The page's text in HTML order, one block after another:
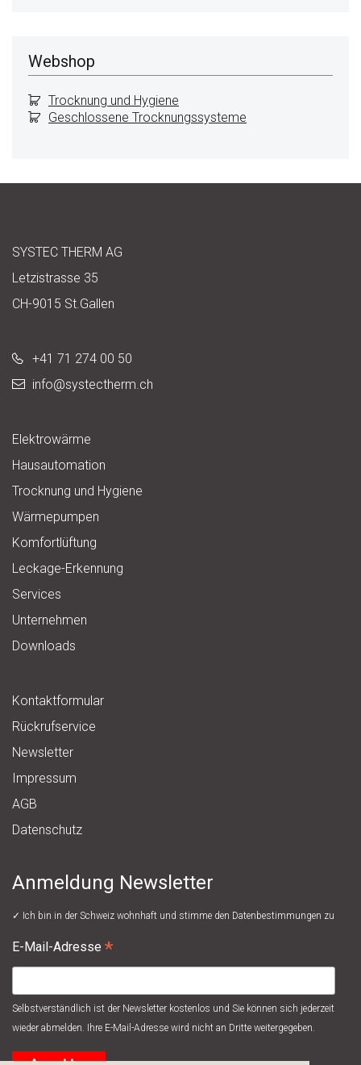
Webshop
Trocknung und Hygiene
Geschlossene Trocknungssysteme
SYSTEC THERM AG
Letzistrasse 35
CH-9015 St.Gallen
+41 71 274 00 50
info@systectherm.ch
Elektrowärme
Hausautomation
Trocknung und Hygiene
Wärmepumpen
Komfortlüftung
Leckage-Erkennung
Services
Unternehmen
Downloads
Kontaktformular
Rückrufservice
Newsletter
Impressum
AGB
Datenschutz
Anmeldung Newsletter
✓ Ich bin in der Schweiz wohnhaft und stimme den Datenbestimmungen zu
E-Mail-Adresse *
Selbstverständlich ist der Newsletter kostenlos und Sie können sich jederzeit
wieder abmelden. Ihre E-Mail-Adresse wird nicht an Dritte weitergegeben.